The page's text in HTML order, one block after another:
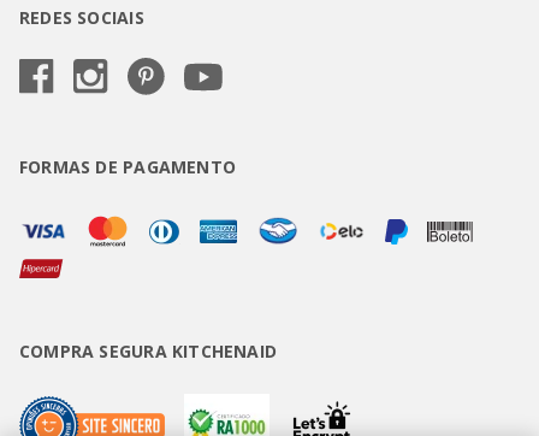
REDES SOCIAIS
FORMAS DE PAGAMENTO
COMPRA SEGURA KITCHENAID